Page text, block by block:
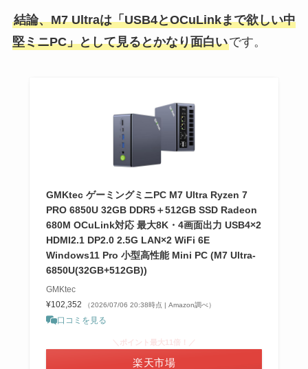
結論、M7 Ultraは「USB4とOCuLinkまで欲しい中
堅ミニPC」として見るとかなり面白いです。
GMKtec ゲーミングミニPC M7 Ultra Ryzen 7
PRO 6850U 32GB DDR5＋512GB SSD Radeon
680M OCuLink対応 最大8K・4画面出力 USB4×2
HDMI2.1 DP2.0 2.5G LAN×2 WiFi 6E
Windows11 Pro 小型高性能 Mini PC (M7 Ultra-
6850U(32GB+512GB))
GMKtec
¥102,352
（2026/07/06 20:38時点 | Amazon調べ）
口コミを見る
＼ポイント最大11倍！／
楽天市場